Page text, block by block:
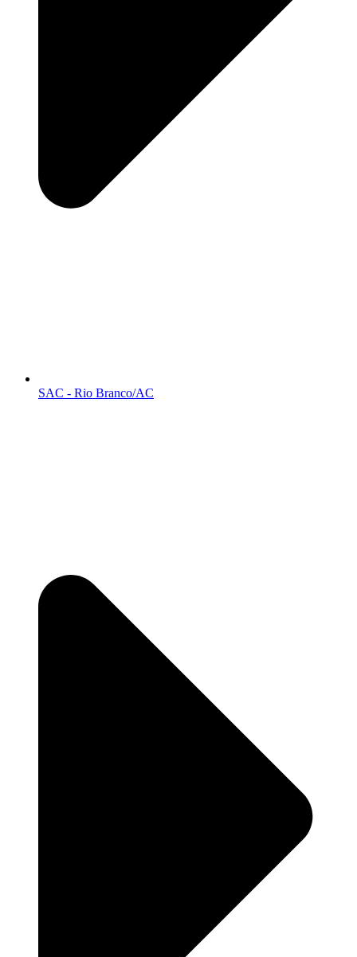
SAC - Rio Branco/AC